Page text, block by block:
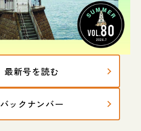
最新号を読む
バックナンバー